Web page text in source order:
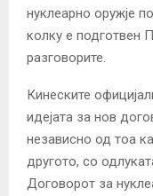
нуклеарно оружје
колку е подготвен
разговорите.
Кинеските
идејата за нов
независно од тоа
другото, со
Договорот за